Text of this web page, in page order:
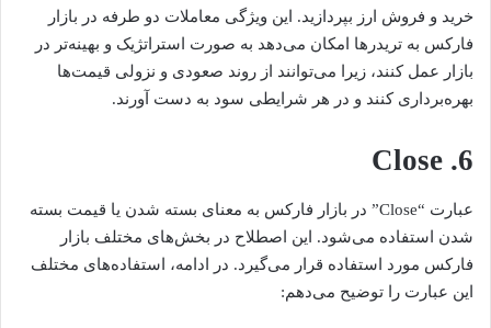
خرید و فروش ارز بپردازید. این ویژگی معاملات دو طرفه در بازار
فارکس به تریدرها امکان می‌دهد به صورت استراتژیک و بهینه‌تر در
بازار عمل کنند، زیرا می‌توانند از روند صعودی و نزولی قیمت‌ها
بهره‌برداری کنند و در هر شرایطی سود به دست آورند.
6. Close
عبارت “Close” در بازار فارکس به معنای بسته شدن یا قیمت بسته
شدن استفاده می‌شود. این اصطلاح در بخش‌های مختلف بازار
فارکس مورد استفاده قرار می‌گیرد. در ادامه، استفاده‌های مختلف
این عبارت را توضیح می‌دهم: